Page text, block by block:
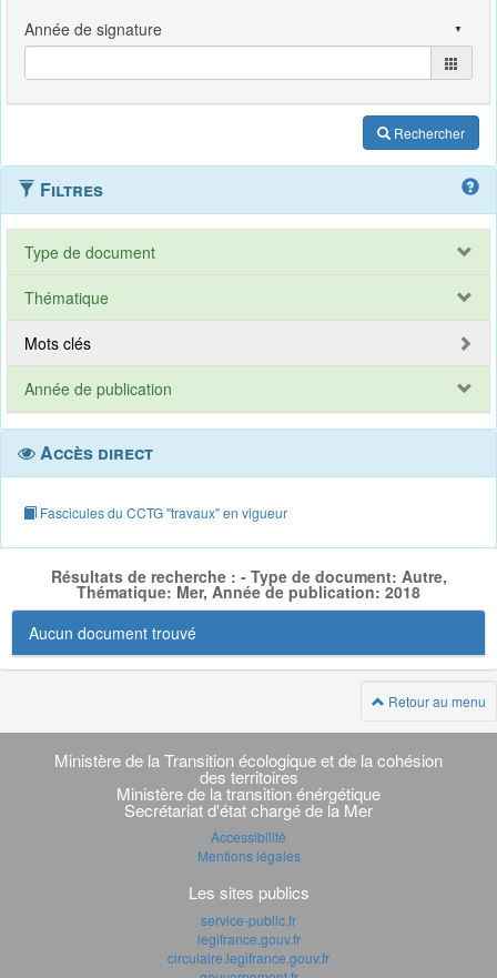
Rechercher
Filtres
Type de document
Thématique
Mots clés
Année de publication
Accès direct
Fascicules du CCTG "travaux" en vigueur
Résultats de recherche : - Type de document: Autre,
Thématique: Mer, Année de publication: 2018
Aucun document trouvé
Retour au menu
Navigation
transverse
Ministère de la Transition écologique et de la cohésion
des territoires
Ministère de la transition énérgétique
Secrétariat d'état chargé de la Mer
Accessibilité
Mentions légales
Les sites publics
service-public.fr
legifrance.gouv.fr
circulaire.legifrance.gouv.fr